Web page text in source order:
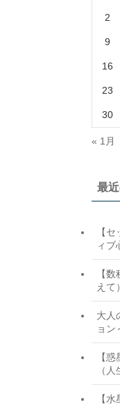
2
9
16
23
30
« 1月
最
【
ィブ
【
えて）
大人
ョン
【
（
【